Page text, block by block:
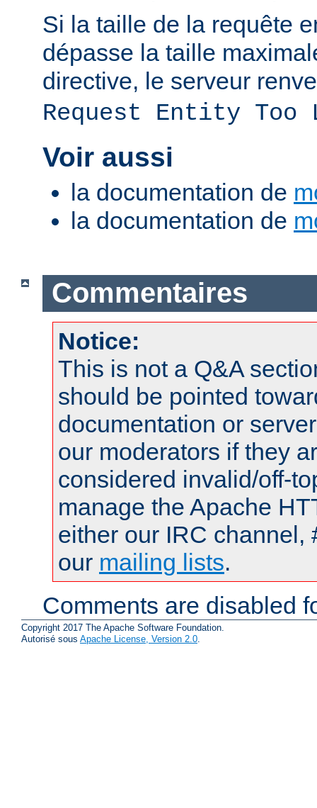
Si la taille de la requête
dépasse la taille
directive, le serveur
Request Entity Too
Voir aussi
la documentation de
la documentation de
Commentaires
Notice:
This is not a Q&A
should be pointed
documentation or
our moderators if they
considered invalid/off-
manage the Apache
either our IRC channel,
our mailing lists.
Comments are disabled
Copyright 2017 The Apache Software Foundation.
Autorisé sous Apache License, Version 2.0